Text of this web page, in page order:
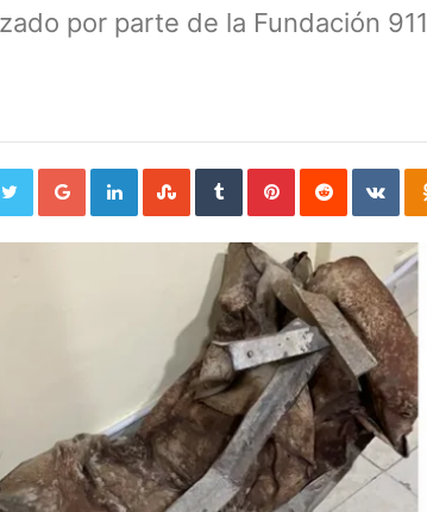
por parte de la Fundación
TwitterGoogle+LinkedInStumbleUpon
TumblrPinterestReddit